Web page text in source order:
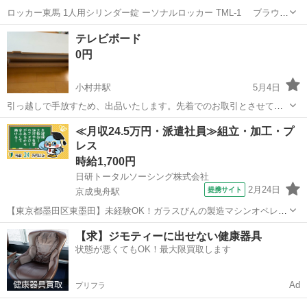
ロッカー東馬 1人用シリンダー錠 ーソナルロッカー TML-1 ブラウ
ン ※新品未使用です。(完成品) こちらの商品は、同じものが全部
で6個あります。 価格は1個あたりです。まとめてご希望の場合は...
東京 墨田区 東あずま駅
テレビボード
0円
小村井駅
5月4日
引っ越しで手放すため、出品いたします。先着でのお取引とさせてく
ださい。 お手数ですが、自宅まで取りに来ていただける方で お願いい
たします。 取引が確定されたタイミングで具体的な住所はお伝えいた
します。 マンション玄関前...
東京 墨田区 小村井駅 その他 玄関
≪月収24.5万円・派遣社員≫組立・加工・プ
レス
時給1,700円
日研トータルソーシング株式会社
京成曳舟駅
提携サイト 2月24日
【東京都墨田区東墨田】未経験OK！ガラスびんの製造マシンオペレー
ター《お仕事No.5A1226-JS》 お仕事について ガラスびんの製造マシ
ンオペレーターです。機械操作および定期的に金型に油を塗る作業、
製造されたガラスびん...
東京 墨田区 京成曳舟駅 その他
【求】ジモティーに出せない健康器具
状態が悪くてもOK！最大限買取します
プリフラ Ad